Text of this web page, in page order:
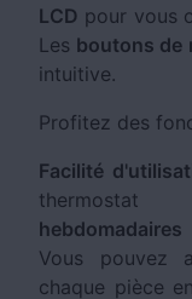
LCD pour vous
Les boutons de
intuitive.
Profitez des
Facilité
Vous pouvez
chaque pièce